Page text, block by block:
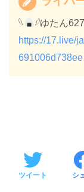
𓆩
𓆪ゆたん627
https://17.live/
691006d738ee
ツイート シ